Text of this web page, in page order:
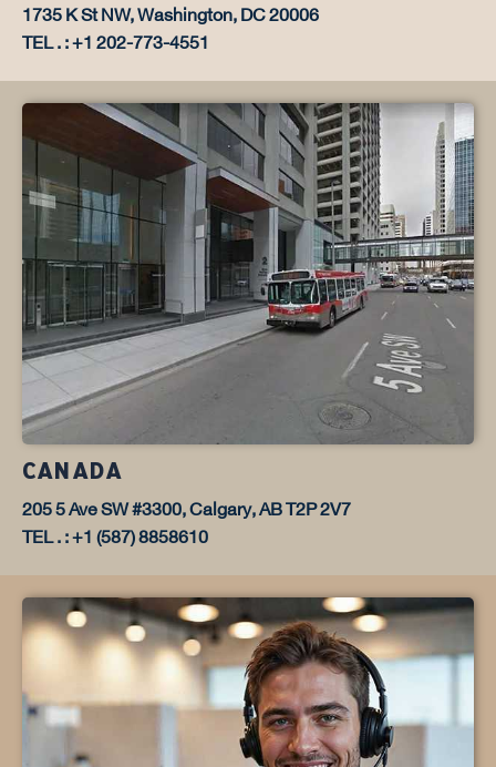
1735 K St NW, Washington, DC 20006
TEL . : +1 202-773-4551
CANADA
205 5 Ave SW #3300, Calgary, AB T2P 2V7
TEL . : +1 (587) 8858610